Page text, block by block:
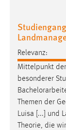
Relevanz:
Mittelpunkt
besonderer
Themen der
Luisa [...] und
Theorie, die